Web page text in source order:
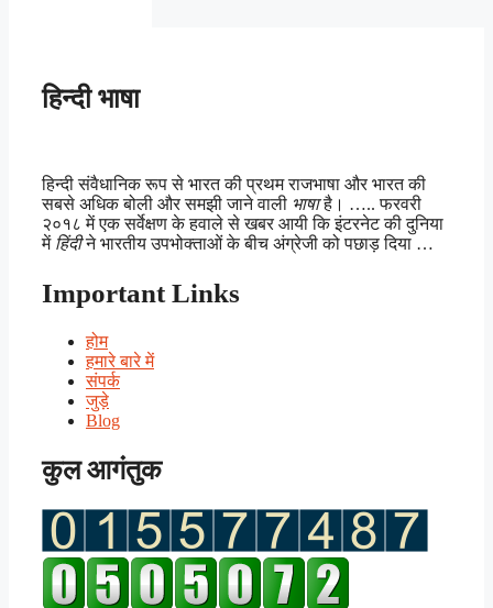
हिन्दी भाषा
हिन्दी संवैधानिक रूप से भारत की प्रथम राजभाषा और भारत की
सबसे अधिक बोली और समझी जाने वाली भाषाहै। ….. फरवरी
२०१८ में एक सर्वेक्षण के हवाले से खबर आयी कि इंटरनेट की दुनिया
में हिंदीने भारतीय उपभोक्ताओं के बीच अंग्रेजी को पछाड़ दिया …
Important Links
होम
हमारे बारे में
संपर्क
जुड़े
Blog
कुल आगंतुक